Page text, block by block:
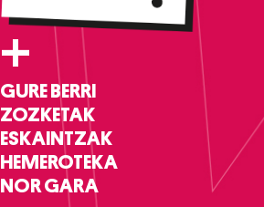
+
GURE BERRI
ZOZKETAK
ESKAINTZAK
HEMEROTEKA
NOR GARA